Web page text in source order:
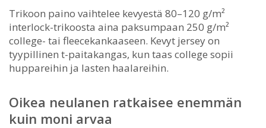
Trikoon paino vaihtelee kevyestä 80–120 g/m²
interlock-trikoosta aina paksumpaan 250 g/m²
college- tai fleecekankaaseen. Kevyt jersey on
tyypillinen t-paitakangas, kun taas college sopii
huppareihin ja lasten haalareihin.
Oikea neulanen ratkaisee enemmän
kuin moni arvaa